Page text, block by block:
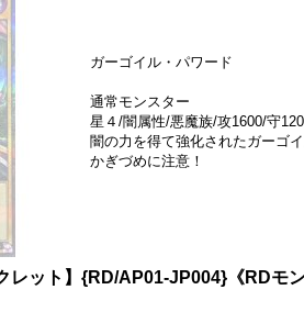
ガーゴイル・パワード
通常モンスター
星４/闇属性/悪魔族/攻1600/守
闇の力を得て強化されたガーゴイ
かぎづめに注意！
レット】{RD/AP01-JP004}《RDモン